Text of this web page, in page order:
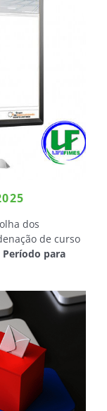
dos
de curso
Período para